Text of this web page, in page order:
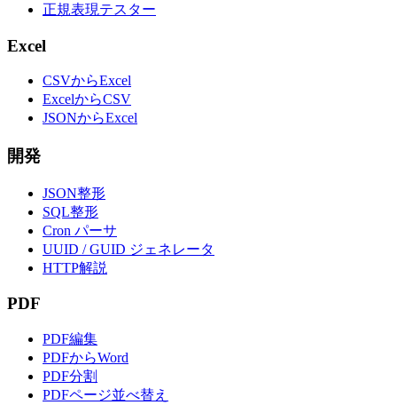
正規表現テスター
Excel
CSVからExcel
ExcelからCSV
JSONからExcel
開発
JSON整形
SQL整形
Cron パーサ
UUID / GUID ジェネレータ
HTTP解説
PDF
PDF編集
PDFからWord
PDF分割
PDFページ並べ替え